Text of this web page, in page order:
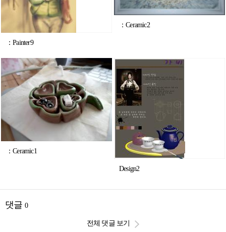
：Painter9
：Ceramic2
：Ceramic1
Design2
댓글 0
전체 댓글 보기